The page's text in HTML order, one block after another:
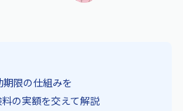
限の仕組みを
の実額を交えて解説